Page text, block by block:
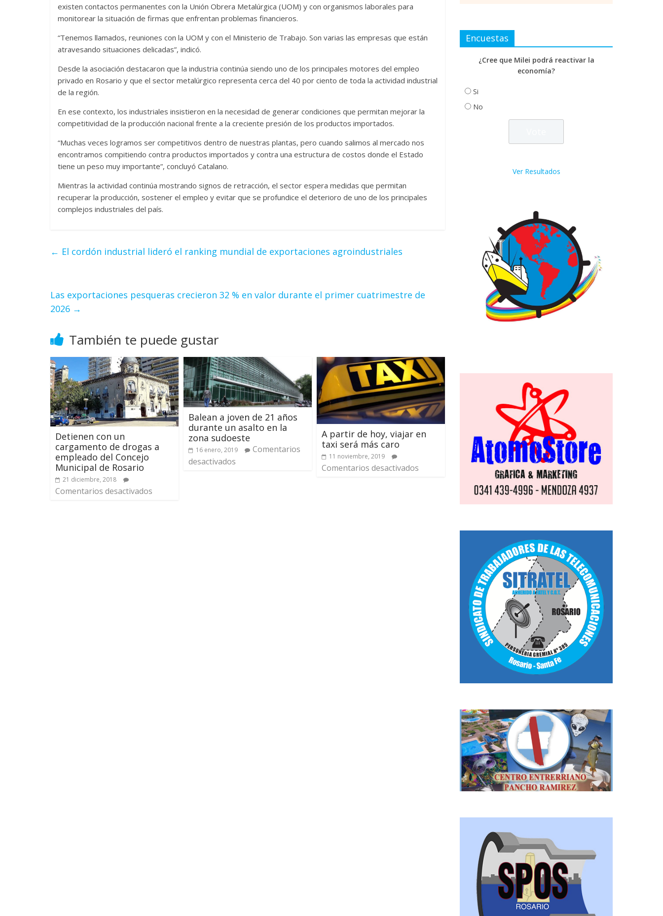
existen contactos permanentes con la Unión Obrera Metalúrgica (UOM) y con organismos laborales para
monitorear la situación de firmas que enfrentan problemas financieros.
“Tenemos llamados, reuniones con la UOM y con el Ministerio de Trabajo. Son varias las empresas que están
atravesando situaciones delicadas”, indicó.
Desde la asociación destacaron que la industria continúa siendo uno de los principales motores del empleo
privado en Rosario y que el sector metalúrgico representa cerca del 40 por ciento de toda la actividad industrial
de la región.
En ese contexto, los industriales insistieron en la necesidad de generar condiciones que permitan mejorar la
competitividad de la producción nacional frente a la creciente presión de los productos importados.
“Muchas veces logramos ser competitivos dentro de nuestras plantas, pero cuando salimos al mercado nos
encontramos compitiendo contra productos importados y contra una estructura de costos donde el Estado
tiene un peso muy importante”, concluyó Catalano.
Mientras la actividad continúa mostrando signos de retracción, el sector espera medidas que permitan
recuperar la producción, sostener el empleo y evitar que se profundice el deterioro de uno de los principales
complejos industriales del país.
← El cordón industrial lideró el ranking mundial de exportaciones agroindustriales
Las exportaciones pesqueras crecieron 32 % en valor durante el primer cuatrimestre de
2026 →
También te puede gustar
Detienen con un
cargamento de drogas a
empleado del Concejo
Municipal de Rosario
21 diciembre, 2018
Comentarios desactivados
Balean a joven de 21 años
durante un asalto en la
zona sudoeste
16 enero, 2019
Comentarios
desactivados
A partir de hoy, viajar en
taxi será más caro
11 noviembre, 2019
Comentarios desactivados
Encuestas
¿Cree que Milei podrá reactivar la
economía?
Si
No
Ver Resultados